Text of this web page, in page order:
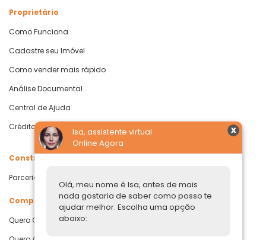
Isa, assistente virtual
Online Agora
Olá, meu nome é Isa, antes de mais
nada gostaria de saber como posso te
ajudar melhor. Escolha uma opção
abaixo:
Proprietário
Como Funciona
Cadastre seu Imóvel
Como vender mais rápido
Análise Documental
Central de Ajuda
Crédito com Garantia de Imóvel
Construtoras
Parcerias Imobiliárias
Comprar ou alugar
Quero Comprar